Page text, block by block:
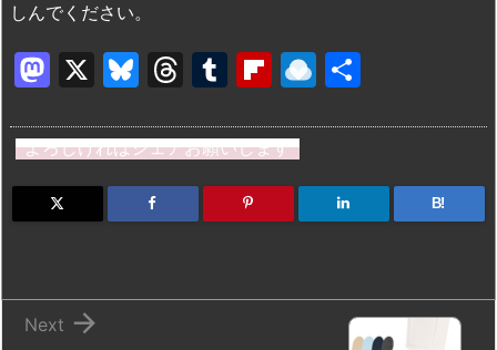
しんでください。
M
st
o
d
X
Bl
e
s
k
T
e
a
d
T
m
bl
r
Fl
b
o
ar
R
n
dr
o
よろしければシェアお願いします
B!

Next